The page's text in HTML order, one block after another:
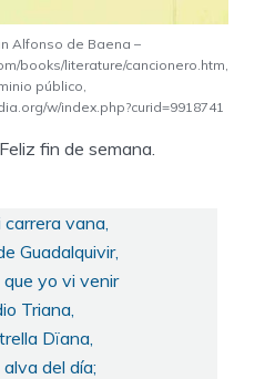
Alfonso de Baena –
books/literature/cancionero.htm,
público,
w/index.php?curid=9918741
fin de semana.
vana,
Guadalquivir,
yo vi venir
Triana,
Dïana,
del día;